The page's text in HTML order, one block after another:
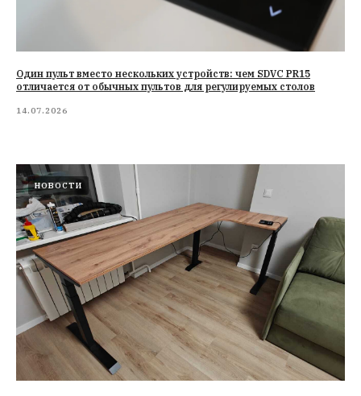
Один пульт вместо нескольких устройств: чем SDVC PR15
отличается от обычных пультов для регулируемых столов
14.07.2026
НОВОСТИ